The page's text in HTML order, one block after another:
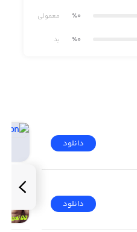
٪0 معمولی
٪0 بد
دانلود
دانلود